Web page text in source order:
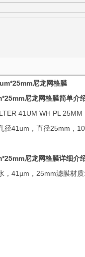
尼龙网格膜简单介
41UM WH PL 25MM
径41um，直径25mm，
尼龙网格膜详细介
，41µm，25mm滤膜材